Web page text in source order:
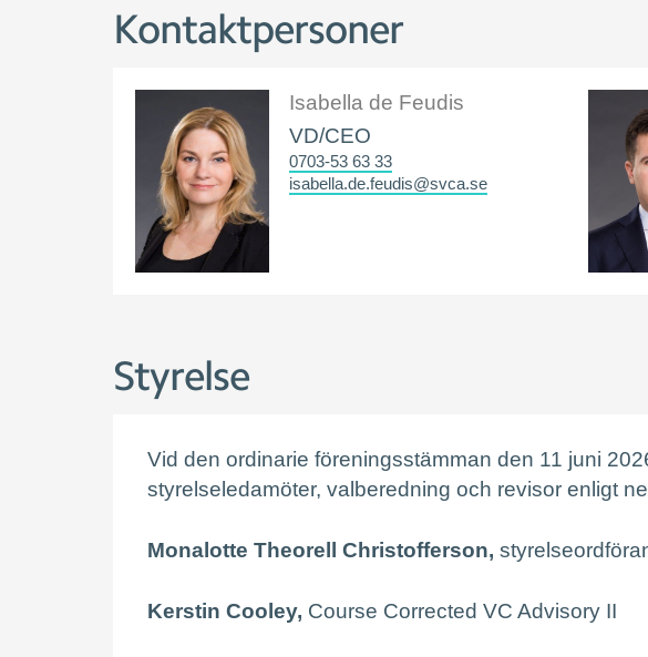
Kontaktpersoner
Isabella de Feudis
VD/CEO
0703-53 63 33
isabella.de.feudis@svca.se
Styrelse
Vid den ordinarie föreningsstämman den 11 juni
styrelseledamöter, valberedning och revisor enligt
Monalotte Theorell Christofferson,
Kerstin Cooley, Course Corrected VC Advisory II